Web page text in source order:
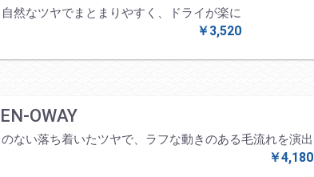
然なツヤでまとまりやすく、ドライが楽に
￥3,520
OWAY
ない落ち着いたツヤで、ラフな動きのある毛流れを演出
￥4,180